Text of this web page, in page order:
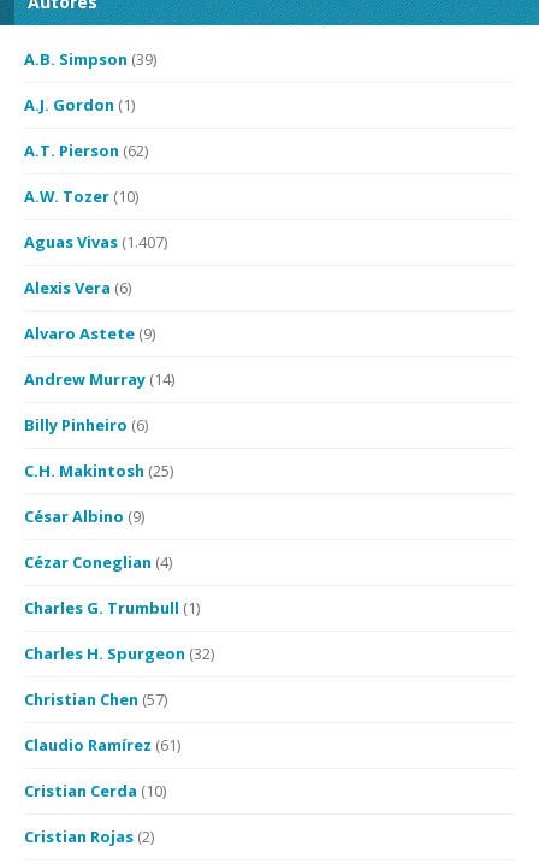
A.B. Simpson (39)
A.J. Gordon (1)
A.T. Pierson (62)
A.W. Tozer (10)
Aguas Vivas (1.407)
Alexis Vera (6)
Alvaro Astete (9)
Andrew Murray (14)
Billy Pinheiro (6)
C.H. Makintosh (25)
César Albino (9)
Cézar Coneglian (4)
Charles G. Trumbull (1)
Charles H. Spurgeon (32)
Christian Chen (57)
Claudio Ramírez (61)
Cristian Cerda (10)
Cristian Rojas (2)